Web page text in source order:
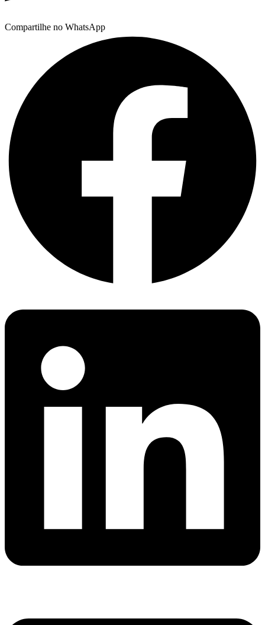
Compartilhe no WhatsApp